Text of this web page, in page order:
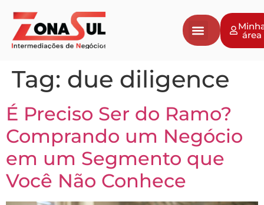
área
Tag: due diligence
É Preciso Ser do Ramo?
Comprando um Negócio
em um Segmento que
Você Não Conhece